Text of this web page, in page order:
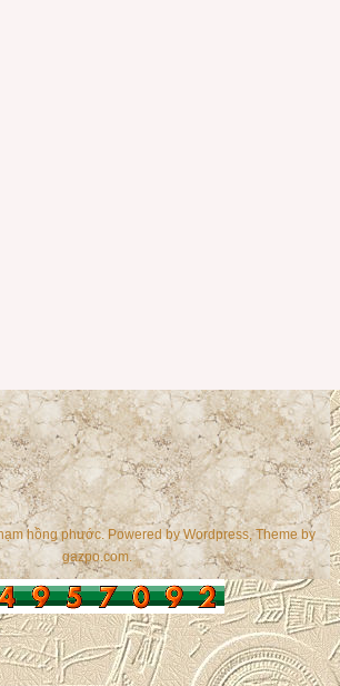
hồng phước. Powered byWordpress, Theme by
gazpo.com.